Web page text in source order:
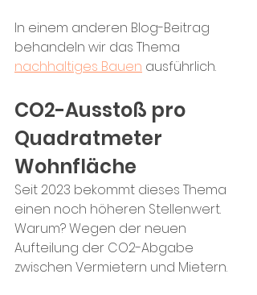
In einem anderen Blog-Beitrag
behandeln wir das Thema
nachhaltiges Bauen ausführlich.
CO2-Ausstoß pro
Quadratmeter
Wohnfläche
Seit 2023 bekommt dieses Thema
einen noch höheren Stellenwert.
Warum? Wegen der neuen
Aufteilung der CO2-Abgabe
zwischen Vermietern und Mietern.